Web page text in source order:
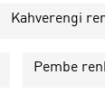
Kahverengi
Pembe